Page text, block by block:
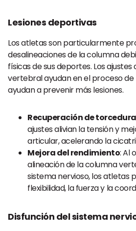
Lesiones deportivas
Los atletas son particularmente
desalineaciones de la columna
físicas de sus deportes. Los
vertebral ayudan en el proceso
ayudan a prevenir más lesiones.
Recuperación de
ajustes alivian la tensión y
articular, acelerando la
Mejora del rendimiento: Al
alineación de la columna
sistema nervioso, los atletas
flexibilidad, la fuerza y la
Disfunción del sistema